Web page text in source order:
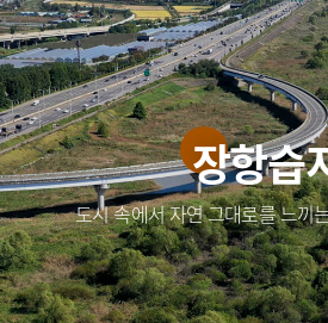
장항습
도시 속에서 자연 그대로를 느끼